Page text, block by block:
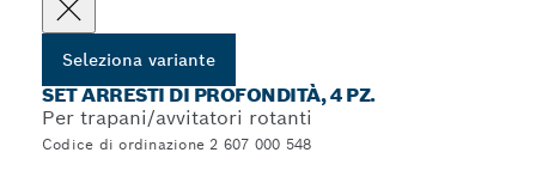
Seleziona variante
SET ARRESTI DI PROFONDITÀ, 4 PZ.
Per trapani/avvitatori rotanti
Codice di ordinazione 2 607 000 548